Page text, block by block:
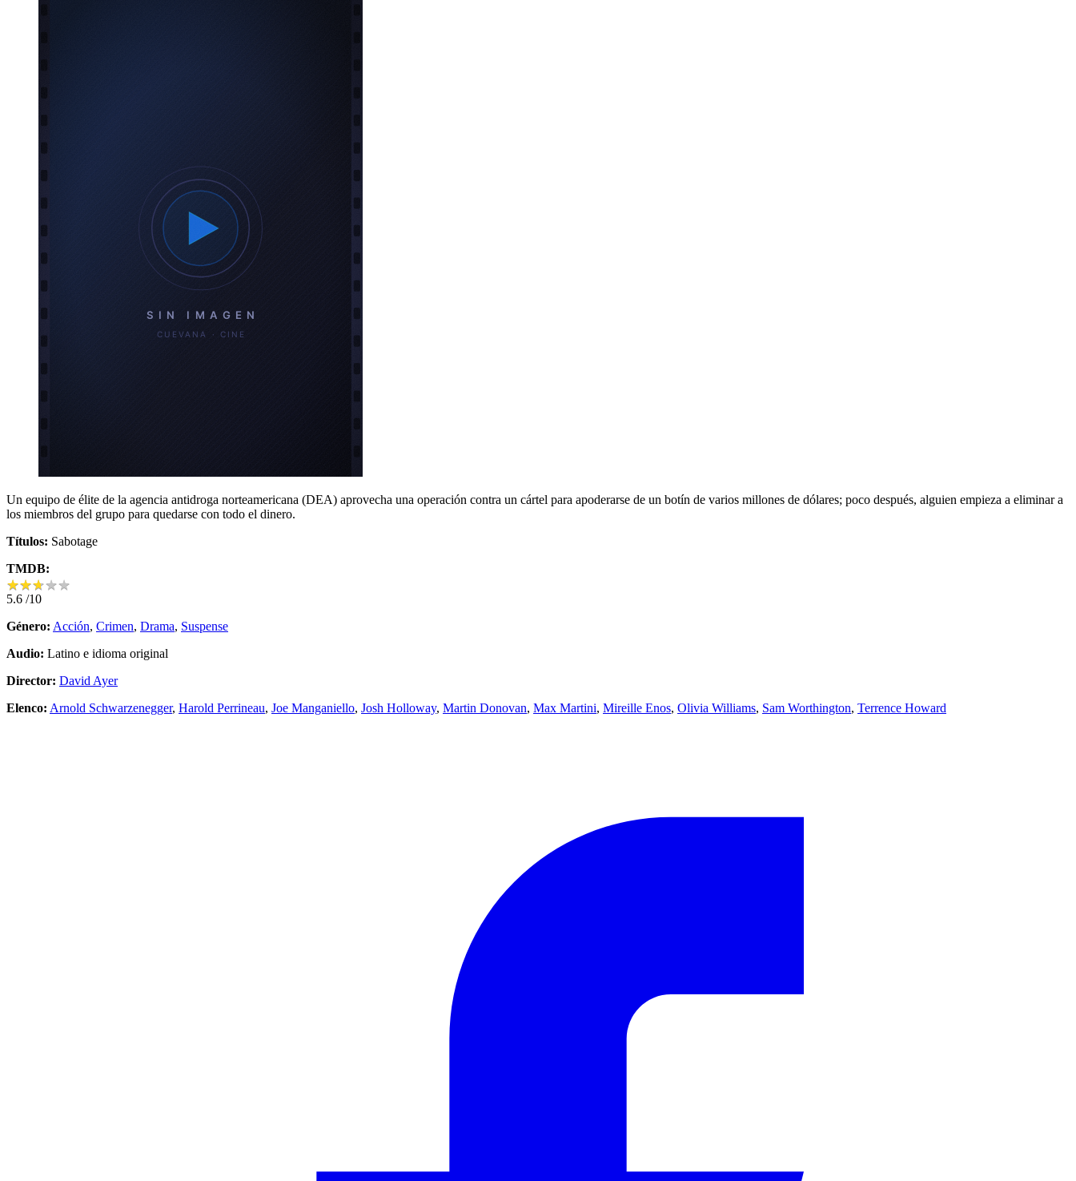
Un equipo de élite de la agencia antidroga norteamericana (DEA) aprovecha una operación contra un cártel para apoderarse de un botín de varios millones de dólares; poco después, alguien empieza a eliminar a
los miembros del grupo para quedarse con todo el dinero.
Títulos: Sabotage
TMDB:
★★★★★
★★★★★
5.6 /10
Género: Acción, Crimen, Drama, Suspense
Audio: Latino e idioma original
Director: David Ayer
Elenco: Arnold Schwarzenegger, Harold Perrineau, Joe Manganiello, Josh Holloway, Martin Donovan, Max Martini, Mireille Enos, Olivia Williams, Sam Worthington, Terrence Howard